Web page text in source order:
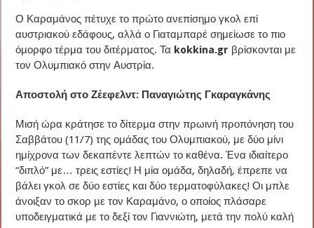
Ο Καραμάνος πέτυχε το πρώτο ανεπίσημο γκολ επί
αυστριακού εδάφους, αλλά ο Γιαταμπαρέ σημείωσε το πιο
όμορφο τέρμα του διτέρματος. Τα kokkina.gr βρίσκονται με
τον Ολυμπιακό στην Αυστρία.
Αποστολή στο Ζέεφελντ: Παναγιώτης Γκαραγκάνης
Μισή ώρα κράτησε το δίτερμα στην πρωινή προπόνηση του
Σαββάτου (11/7) της ομάδας του Ολυμπιακού, με δύο μίνι
ημίχρονα των δεκαπέντε λεπτών το καθένα. Ένα ιδιαίτερο
“διπλό” με… τρεις εστίες! Η μία ομάδα, δηλαδή, έπρεπε να
βάλει γκολ σε δύο εστίες και δύο τερματοφύλακες! Οι μπλε
άνοιξαν το σκορ με τον Καραμάνο, ο οποίος πλάσαρε
υποδειγματικά με το δεξί τον Γιαννιώτη, μετά την πολύ καλή